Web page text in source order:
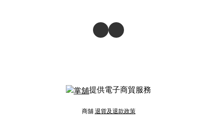
提供電子商貿服務
商舖 退貨及退款政策